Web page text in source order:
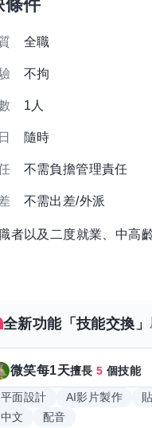
條件
全職
不拘
1人
隨時
不需負擔管理責任
不需出差/外派
者以及二度就業、中高
全新功能「技能交換」
微笑每1天擅長5 個技能
平面設計 AI影片製作
中文
配音